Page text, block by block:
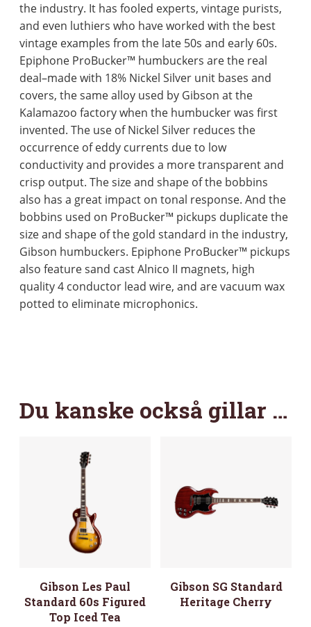
the industry. It has fooled experts, vintage purists,
and even luthiers who have worked with the best
vintage examples from the late 50s and early 60s.
Epiphone ProBucker™ humbuckers are the real
deal–made with 18% Nickel Silver unit bases and
covers, the same alloy used by Gibson at the
Kalamazoo factory when the humbucker was first
invented. The use of Nickel Silver reduces the
occurrence of eddy currents due to low
conductivity and provides a more transparent and
crisp output. The size and shape of the bobbins
also has a great impact on tonal response. And the
bobbins used on ProBucker™ pickups duplicate the
size and shape of the gold standard in the industry,
Gibson humbuckers. Epiphone ProBucker™ pickups
also feature sand cast Alnico II magnets, high
quality 4 conductor lead wire, and are vacuum wax
potted to eliminate microphonics.
Du kanske också gillar …
Gibson Les Paul
Standard 60s Figured
Top Iced Tea
Gibson SG Standard
Heritage Cherry